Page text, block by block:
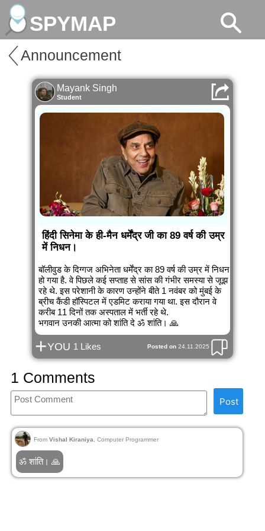
SPYMAP
Announcement
Mayank Singh
Student
हिंदी सिनेमा के ही-मैन धर्मेंद्र जी का 89 वर्ष की उम्र
में निधन।
बॉलीवुड के दिग्गज अभिनेता धर्मेंद्र का 89 वर्ष की उम्र में निधन
हो गया है. वे पिछले कई सप्ताह से सांस की गंभीर समस्या से जूझ
रहे थे. इस परेशानी के कारण उन्होंने बीते 1 नवंबर को मुंबई के
ब्रीच कैंडी हॉस्पिटल में एडमिट कराया गया था. इस दौरान वे
करीब 11 दिनों तक अस्पताल में भर्ती रहे थे.
भगवान उनकी आत्मा को शांति दे ॐ शांति। 🙏
+YOU 1 Likes Posted on 24.11.2025
1 Comments
Post
From Vishal Kiraniya , Computer Programmer
ॐ शांति। 🙏